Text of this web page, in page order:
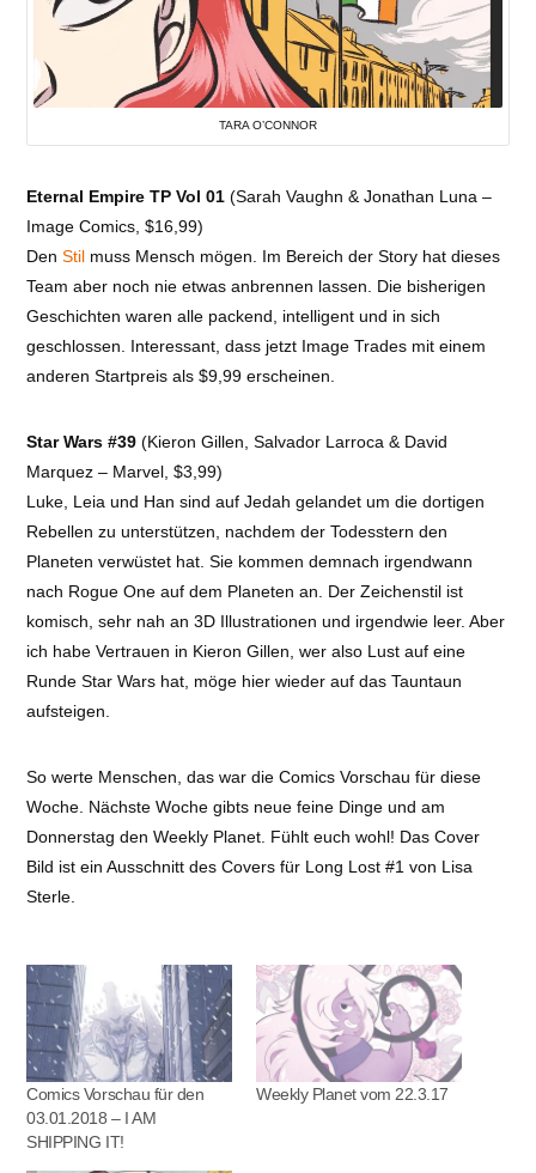
TARA O’CONNOR
Eternal Empire TP Vol 01 (Sarah Vaughn & Jonathan Luna –
Image Comics, $16,99)
DenStil muss Mensch mögen. Im Bereich der Story hat dieses
Team aber noch nie etwas anbrennen lassen. Die bisherigen
Geschichten waren alle packend, intelligent und in sich
geschlossen. Interessant, dass jetzt Image Trades mit einem
anderen Startpreis als $9,99 erscheinen.
Star Wars #39 (Kieron Gillen, Salvador Larroca & David
Marquez – Marvel, $3,99)
Luke, Leia und Han sind auf Jedah gelandet um die dortigen
Rebellen zu unterstützen, nachdem der Todesstern den
Planeten verwüstet hat. Sie kommen demnach irgendwann
nach Rogue One auf dem Planeten an. Der Zeichenstil ist
komisch, sehr nah an 3D Illustrationen und irgendwie leer. Aber
ich habe Vertrauen in Kieron Gillen, wer also Lust auf eine
Runde Star Wars hat, möge hier wieder auf das Tauntaun
aufsteigen.
So werte Menschen, das war die Comics Vorschau für diese
Woche. Nächste Woche gibts neue feine Dinge und am
Donnerstag den Weekly Planet. Fühlt euch wohl! Das Cover
Bild ist ein Ausschnitt des Covers für Long Lost #1 von Lisa
Sterle.
Comics Vorschau für den
03.01.2018 – I AM
SHIPPING IT!
Weekly Planet vom 22.3.17